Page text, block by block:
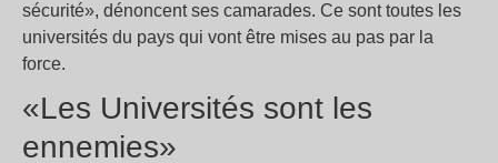
sécurité», dénoncent ses camarades. Ce sont toutes les
universités du pays qui vont être mises au pas par la
force.
«Les Universités sont les
ennemies»